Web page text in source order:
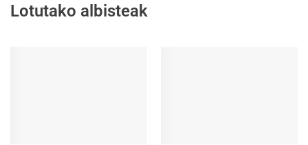
Lotutako albisteak